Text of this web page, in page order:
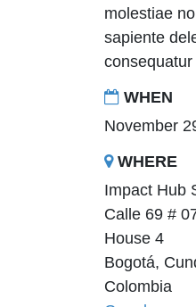
molestiae
sapiente
WHEN
November
WHERE
Impact Hub
Calle 69 #
House 4
Bogotá,
Colombia